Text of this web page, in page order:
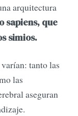
arquitectura
sapiens, que
simios.
tanto las
las
aseguran